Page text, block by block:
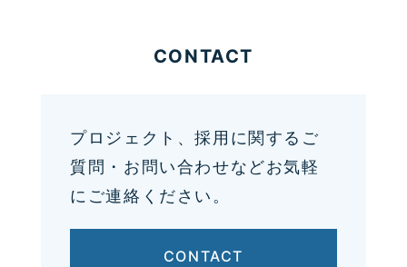
CONTACT
プロジェクト、採用に関するご
質問・お問い合わせなどお気軽
にご連絡ください。
CONTACT